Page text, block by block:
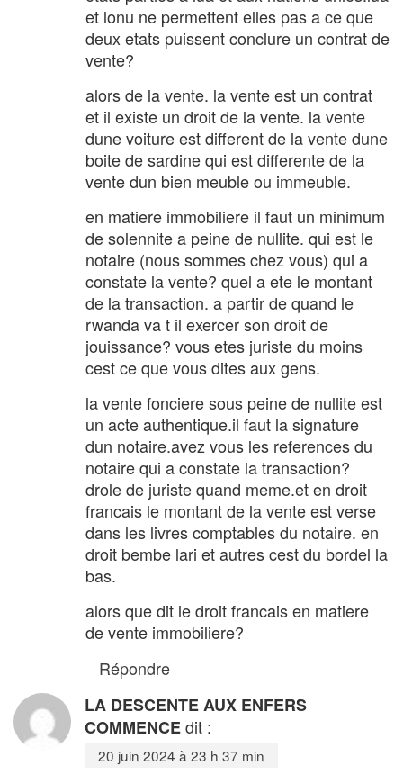
et lonu ne permettent elles pas a ce que
deux etats puissent conclure un contrat de
vente?
alors de la vente. la vente est un contrat
et il existe un droit de la vente. la vente
dune voiture est different de la vente dune
boite de sardine qui est differente de la
vente dun bien meuble ou immeuble.
en matiere immobiliere il faut un minimum
de solennite a peine de nullite. qui est le
notaire (nous sommes chez vous) qui a
constate la vente? quel a ete le montant
de la transaction. a partir de quand le
rwanda va t il exercer son droit de
jouissance? vous etes juriste du moins
cest ce que vous dites aux gens.
la vente fonciere sous peine de nullite est
un acte authentique.il faut la signature
dun notaire.avez vous les references du
notaire qui a constate la transaction?
drole de juriste quand meme.et en droit
francais le montant de la vente est verse
dans les livres comptables du notaire. en
droit bembe lari et autres cest du bordel la
bas.
alors que dit le droit francais en matiere
de vente immobiliere?
Répondre
LA DESCENTE AUX ENFERS
COMMENCEdit :
20 juin 2024 à 23 h 37 min